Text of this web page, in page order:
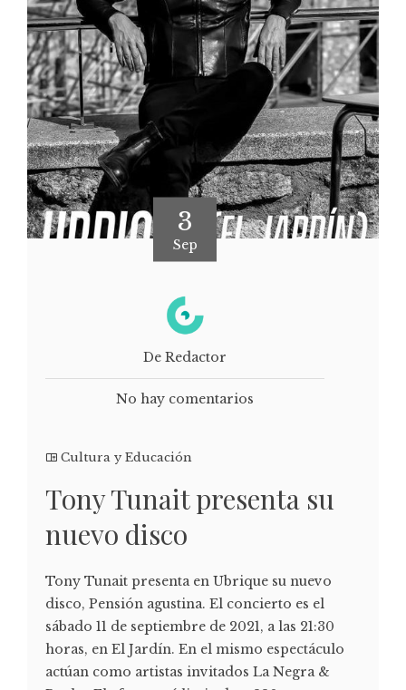
3
Sep
De Redactor
No hay comentarios
Cultura y Educación
Tony Tunait presenta su
nuevo disco
Tony Tunait presenta en Ubrique su nuevo
disco, Pensión agustina. El concierto es el
sábado 11 de septiembre de 2021, a las 21:30
horas, en El Jardín. En el mismo espectáculo
actúan como artistas invitados La Negra &